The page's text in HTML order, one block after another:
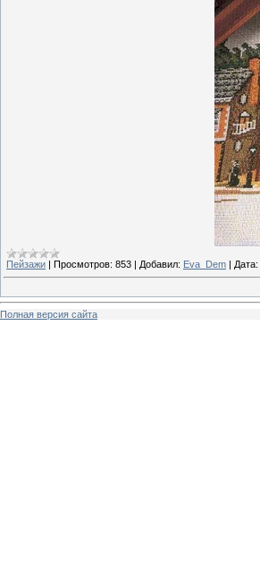
Пейзажи | Просмотров: 853 | Добавил: Eva_Dem | Дата:
Полная версия сайта